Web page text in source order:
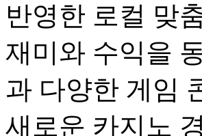
반영한 로컬 맞
재미와 수익을
과 다양한 게임
새로운 카지노